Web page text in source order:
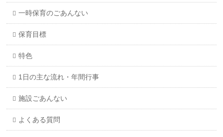
一時保育のごあんない
保育目標
特色
1日の主な流れ・年間行事
施設ごあんない
よくある質問